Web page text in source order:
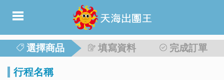
選擇商品 填寫資料 完成訂單
行程名稱